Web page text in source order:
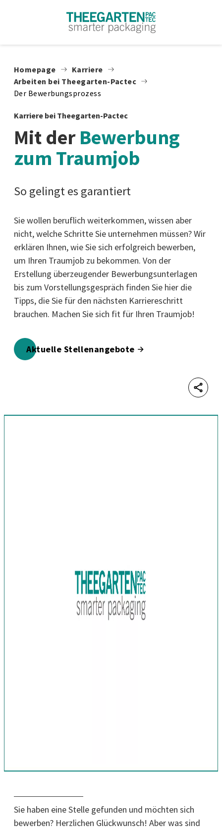
Homepage
Karriere
Arbeiten bei Theegarten-Pactec
Der Bewerbungsprozess
Karriere bei Theegarten-Pactec
Mit der Bewerbung
zum Traumjob
So gelingt es garantiert
Sie wollen beruflich weiterkommen, wissen aber
nicht, welche Schritte Sie unternehmen müssen? Wir
erklären Ihnen, wie Sie sich erfolgreich bewerben,
um Ihren Traumjob zu bekommen. Von der
Erstellung überzeugender Bewerbungsunterlagen
bis zum Vorstellungsgespräch finden Sie hier die
Tipps, die Sie für den nächsten Karriereschritt
brauchen. Machen Sie sich fit für Ihren Traumjob!
Aktuelle Stellenangebote
Sie haben eine Stelle gefunden und möchten sich
bewerben? Herzlichen Glückwunsch! Aber was sind